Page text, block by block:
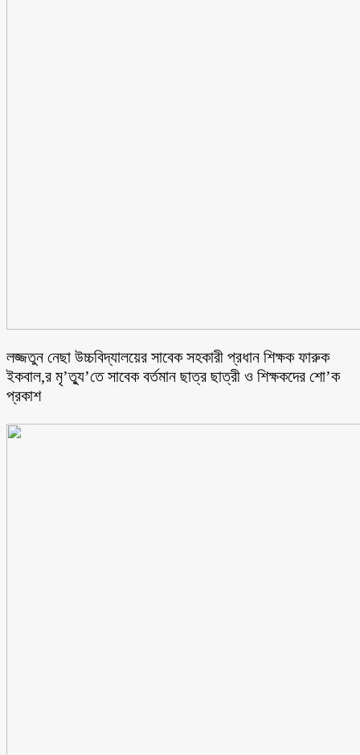
লজ্জতুন নেছা উচ্চবিদ্যালয়ের সাবেক সহকারী প্রধান শিক্ষক ফারুক
ইকবাল,র মৃ’ত্যু’তে সাবেক বর্তমান ছাত্র ছাত্রী ও শিক্ষকদের শো’ক
প্রকাশ